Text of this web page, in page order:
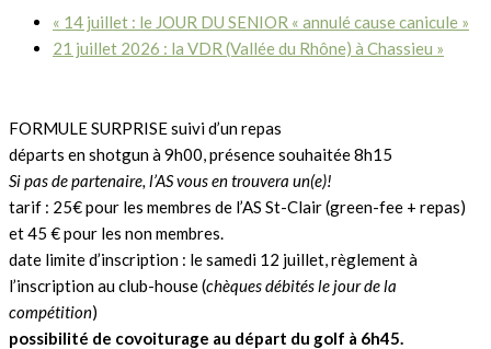
« 14 juillet : le JOUR DU SENIOR « annulé cause canicule »
21 juillet 2026 : la VDR (Vallée du Rhône) à Chassieu »
FORMULE SURPRISE suivi d’un repas
départs en shotgun à 9h00, présence souhaitée 8h15
Si pas de partenaire, l’AS vous en trouvera un(e)!
tarif : 25€ pour les membres de l’AS St-Clair (green-fee + repas)
et 45 € pour les non membres.
date limite d’inscription : le samedi 12 juillet, règlement à
l’inscription au club-house (chèques débités le jour de la
compétition)
possibilité de covoiturage au départ du golf à 6h45.